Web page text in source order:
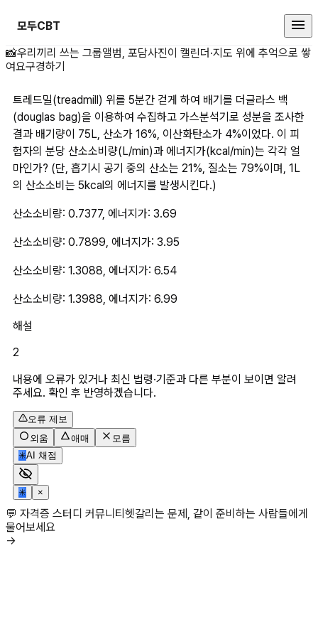
모두CBT
트레드밀(treadmill) 위를 5분간
📸우리끼리 쓰는 그룹앨범, 포담사진이 캘린더·지도 위에 추억으로 쌓
여요구경하기
트레드밀(treadmill) 위를 5분간 걷게 하여 배기를 더글라스 백
(douglas bag)을 이용하여 수집하고 가스분석기로 성분을 조사한
결과 배기량이 75L, 산소가 16%, 이산화탄소가 4%이었다. 이 피
험자의 분당 산소소비량(L/min)과 에너지가(kcal/min)는 각각 얼
마인가? (단, 흡기시 공기 중의 산소는 21%, 질소는 79%이며, 1L
의 산소소비는 5kcal의 에너지를 발생시킨다.)
산소소비량: 0.7377, 에너지가: 3.69
산소소비량: 0.7899, 에너지가: 3.95
산소소비량: 1.3088, 에너지가: 6.54
산소소비량: 1.3988, 에너지가: 6.99
해설
2
내용에 오류가 있거나 최신 법령·기준과 다른 부분이 보이면 알려
주세요. 확인 후 반영하겠습니다.
오류 제보
외움
애매
모름
✳AI 채점
✳ ×
💬 자격증 스터디 커뮤니티헷갈리는 문제, 같이 준비하는 사람들에게
물어보세요
→